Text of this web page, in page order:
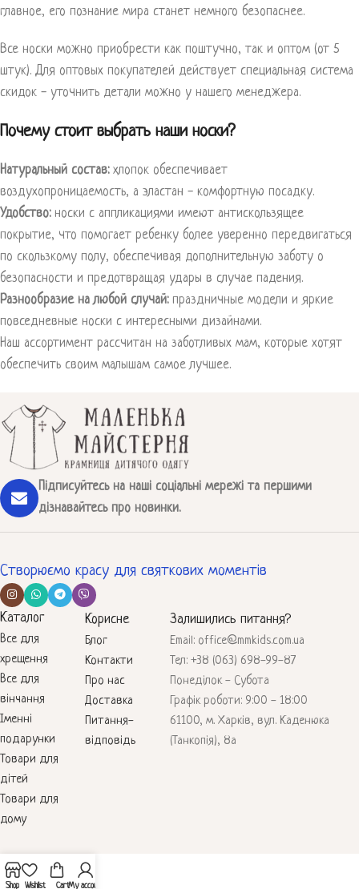
главное, его познание мира станет немного безопаснее.
Все носки можно приобрести как поштучно, так и оптом (от 5
штук). Для оптовых покупателей действует специальная система
скидок - уточнить детали можно у нашего менеджера.
Почему стоит выбрать наши носки?
Натуральный состав:хлопок обеспечивает
воздухопроницаемость, а эластан - комфортную посадку.
Удобство:носки с аппликациями имеют антискользящее
покрытие, что помогает ребенку более уверенно передвигаться
по скользкому полу, обеспечивая дополнительную заботу о
безопасности и предотвращая удары в случае падения.
Разнообразие на любой случай:праздничные модели и яркие
повседневные носки с интересными дизайнами.
Наш ассортимент рассчитан на заботливых мам, которые хотят
обеспечить своим малышам самое лучшее.
Підписуйтесь на наші соціальні мережі та першими
дізнавайтесь про новинки.
Створюємо красу для святкових моментів
Каталог
Все для
хрещення
Все для
вінчання
Іменні
подарунки
Товари для
дітей
Товари для
дому
Корисне
Блог
Контакти
Про нас
Доставка
Питання-
відповідь
Залишились питання?
Email: office@mmkids.com.ua
Тел: +38 (063) 698-99-87
Понеділок - Субота
Графік роботи: 9:00 - 18:00
61100, м. Харків, вул. Каденюка
(Танкопія), 8а
Shop Wishlist CartMy account